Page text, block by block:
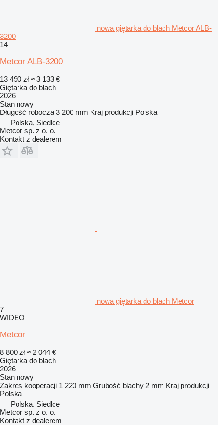
nowa giętarka do blach Metcor ALB-
3200
14
Metcor ALB-3200
13 490 zł ≈ 3 133 €
Giętarka do blach
2026
Stan nowy
Długość robocza 3 200 mm Kraj produkcji Polska
Polska, Siedlce
Metcor sp. z o. o.
Kontakt z dealerem
nowa giętarka do blach Metcor
7
WIDEO
Metcor
8 800 zł ≈ 2 044 €
Giętarka do blach
2026
Stan nowy
Zakres kooperacji 1 220 mm Grubość blachy 2 mm Kraj produkcji
Polska
Polska, Siedlce
Metcor sp. z o. o.
Kontakt z dealerem